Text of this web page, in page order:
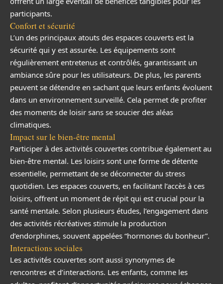
participants.
Confort et sécurité
L’un des principaux atouts des espaces couverts est la
sécurité qui y est assurée. Les équipements sont
régulièrement entretenus et contrôlés, garantissant un
ambiance sûre pour les utilisateurs. De plus, les parents
peuvent se détendre en sachant que leurs enfants évoluent
dans un environnement surveillé. Cela permet de profiter
des moments de loisir sans se soucier des aléas
climatiques.
Impact sur le bien-être mental
Participer à des activités couvertes contribue également au
bien-être mental. Les loisirs sont une forme de détente
essentielle, permettant de se déconnecter du stress
quotidien. Les espaces couverts, en facilitant l’accès à ces
loisirs, offrent un moment de répit qui est crucial pour la
santé mentale. Selon plusieurs études, l’engagement dans
des activités récréatives stimule la production
d’endorphines, souvent appelées “hormones du bonheur”.
Interactions sociales
Les activités couvertes sont aussi synonymes de
rencontres et d’interactions. Les enfants, comme les